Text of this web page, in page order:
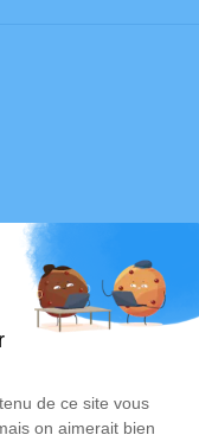
de décès
la barre de
fonctionnement du